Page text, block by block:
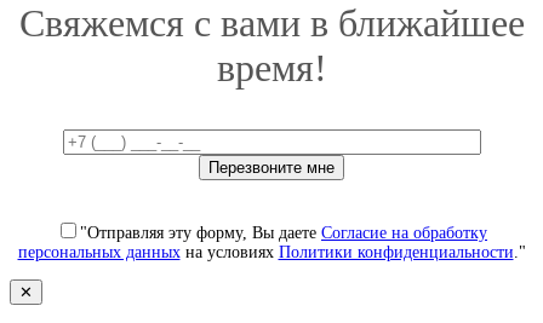
Свяжемся с вами в ближайшее
время!
"Отправляя эту форму, Вы даете Согласие на обработку
персональных данныхна условиях Политики конфиденциальности."
✕